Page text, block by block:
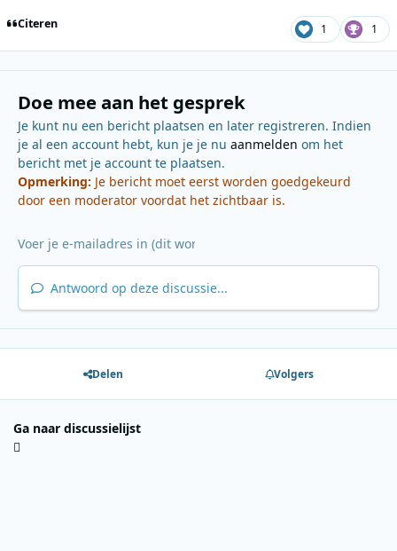
Citeren 1 1
Doe mee aan het gesprek
Je kunt nu een bericht plaatsen en later registreren. Indien
je al een account hebt, kun je je nu aanmelden om het
bericht met je account te plaatsen.
Opmerking: Je bericht moet eerst worden goedgekeurd
door een moderator voordat het zichtbaar is.
Antwoord op deze discussie...
Delen Volgers
Ga naar discussielijst